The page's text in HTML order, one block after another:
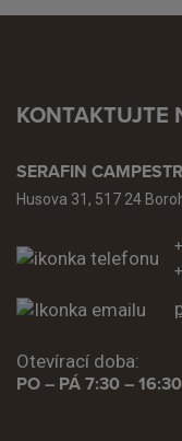
KONTAKTUJTE
SERAFIN
Husova 31, 517 24
Otevírací doba:
PO – PÁ 7:30 –